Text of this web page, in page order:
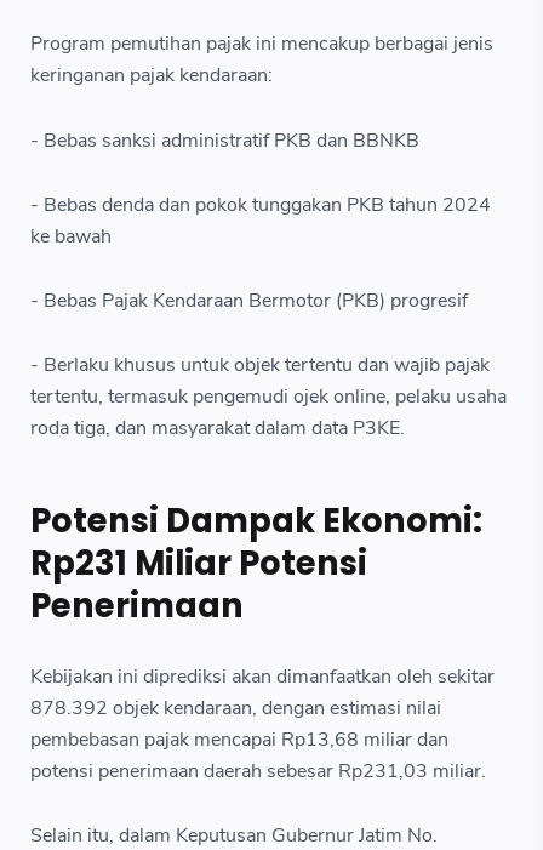
Program pemutihan pajak ini mencakup berbagai jenis
keringanan pajak kendaraan:
- Bebas sanksi administratif PKB dan BBNKB
- Bebas denda dan pokok tunggakan PKB tahun 2024
ke bawah
- Bebas Pajak Kendaraan Bermotor (PKB) progresif
- Berlaku khusus untuk objek tertentu dan wajib pajak
tertentu, termasuk pengemudi ojek online, pelaku usaha
roda tiga, dan masyarakat dalam data P3KE.
Potensi Dampak Ekonomi:
Rp231 Miliar Potensi
Penerimaan
Kebijakan ini diprediksi akan dimanfaatkan oleh sekitar
878.392 objek kendaraan, dengan estimasi nilai
pembebasan pajak mencapai Rp13,68 miliar dan
potensi penerimaan daerah sebesar Rp231,03 miliar.
Selain itu, dalam Keputusan Gubernur Jatim No.